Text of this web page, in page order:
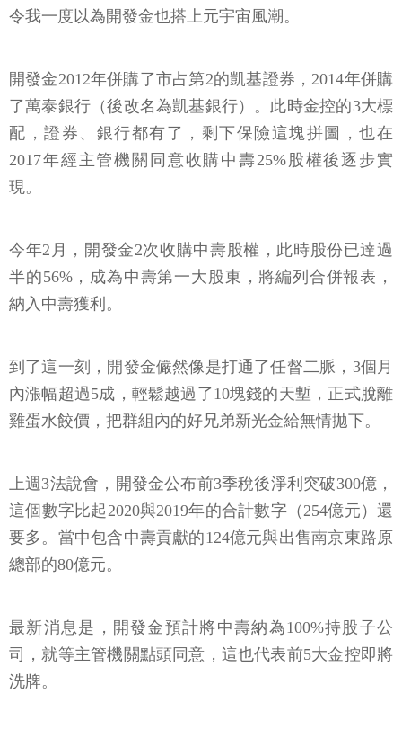
令我一度以為開發金也搭上元宇宙風潮。
開發金2012年併購了市占第2的凱基證券，2014年併購
了萬泰銀行（後改名為凱基銀行）。此時金控的3大標
配，證券、銀行都有了，剩下保險這塊拼圖，也在
2017年經主管機關同意收購中壽25%股權後逐步實
現。
今年2月，開發金2次收購中壽股權，此時股份已達過
半的56%，成為中壽第一大股東，將編列合併報表，
納入中壽獲利。
到了這一刻，開發金儼然像是打通了任督二脈，3個月
內漲幅超過5成，輕鬆越過了10塊錢的天塹，正式脫離
雞蛋水餃價，把群組內的好兄弟新光金給無情拋下。
上週3法說會，開發金公布前3季稅後淨利突破300億，
這個數字比起2020與2019年的合計數字（254億元）還
要多。當中包含中壽貢獻的124億元與出售南京東路原
總部的80億元。
最新消息是，開發金預計將中壽納為100%持股子公
司，就等主管機關點頭同意，這也代表前5大金控即將
洗牌。